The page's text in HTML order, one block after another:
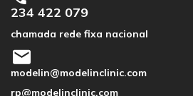
234 422 079
chamada rede fixa nacional
modelin@modelinclinic.com
rp@modelinclinic.com